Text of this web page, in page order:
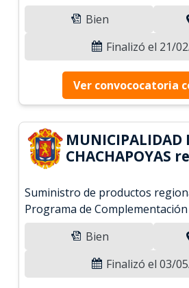
Bien
Finalizó el 21/
Ver convococatoria
MUNICIPALIDAD
CHACHAPOYAS
Suministro de productos
Programa de
Bien
Finalizó el 03/